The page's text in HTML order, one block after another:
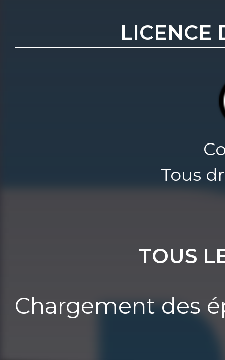
LICENCE
Tous
TOUS
Chargement des